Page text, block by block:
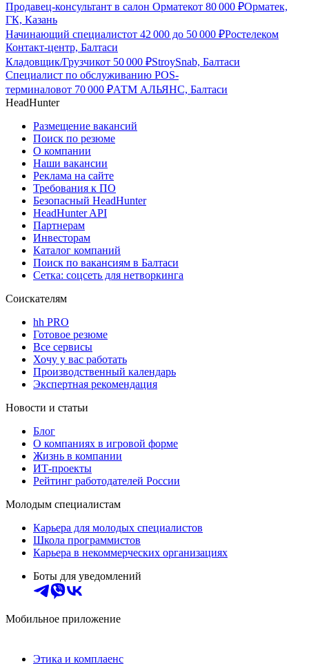
Продавец-консультант в салон Орматекот 80 000 ₽Орматек,
ГК, Казань
Начинающий специалистот 42 000 до 50 000 ₽Ростелеком
Контакт-центр, Балтаси
Кладовщик/Грузчикот 50 000 ₽StroySnab, Балтаси
Специалист по обслуживанию POS-
терминаловот 70 000 ₽АТМ АЛЬЯНС, Балтаси
HeadHunter
Размещение вакансий
Поиск по резюме
О компании
Наши вакансии
Реклама на сайте
Требования к ПО
Безопасный HeadHunter
HeadHunter API
Партнерам
Инвесторам
Каталог компаний
Поиск по вакансиям в Балтаси
Сетка: соцсеть для нетворкинга
Соискателям
hh PRO
Готовое резюме
Все сервисы
Хочу у вас работать
Производственный календарь
Экспертная рекомендация
Новости и статьи
Блог
О компаниях в игровой форме
Жизнь в компании
ИТ-проекты
Рейтинг работодателей России
Молодым специалистам
Карьера для молодых специалистов
Школа программистов
Карьера в некоммерческих организациях
Боты для уведомлений
Мобильное приложение
Этика и комплаенс